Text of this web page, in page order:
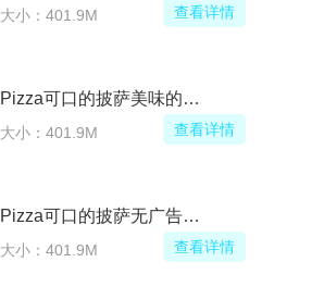
大小：401.9M 查看详情
Pizza可口的披萨美味的披萨国际服最新版
大小：401.9M 查看详情
Pizza可口的披萨无广告汉化版
大小：401.9M 查看详情